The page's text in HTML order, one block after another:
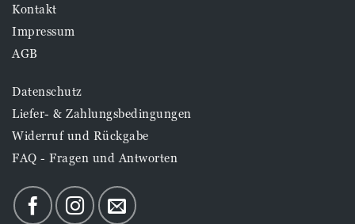
Kontakt
Impressum
AGB
Datenschutz
Liefer- & Zahlungsbedingungen
Widerruf und Rückgabe
FAQ - Fragen und Antworten